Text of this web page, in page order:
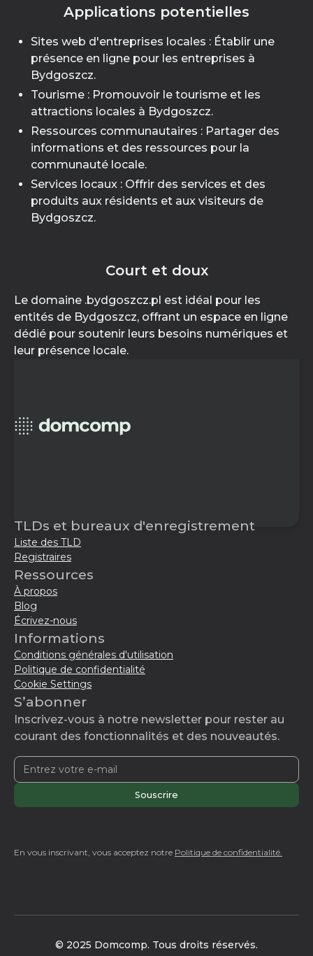
Applications potentielles
Sites web d'entreprises locales : Établir une
présence en ligne pour les entreprises à
Bydgoszcz.
Tourisme : Promouvoir le tourisme et les
attractions locales à Bydgoszcz.
Ressources communautaires : Partager des
informations et des ressources pour la
communauté locale.
Services locaux : Offrir des services et des
produits aux résidents et aux visiteurs de
Bydgoszcz.
Court et doux
Le domaine .bydgoszcz.pl est idéal pour les
entités de Bydgoszcz, offrant un espace en ligne
dédié pour soutenir leurs besoins numériques et
leur présence locale.
TLDs et bureaux d'enregistrement
Liste des TLD
Registraires
Ressources
À propos
Blog
Écrivez-nous
Informations
Conditions générales d'utilisation
Politique de confidentialité
Cookie Settings
S’abonner
Inscrivez-vous à notre newsletter pour rester au
courant des fonctionnalités et des nouveautés.
En vous inscrivant, vous acceptez notre Politique de confidentialité.
© 2025 Domcomp. Tous droits réservés.